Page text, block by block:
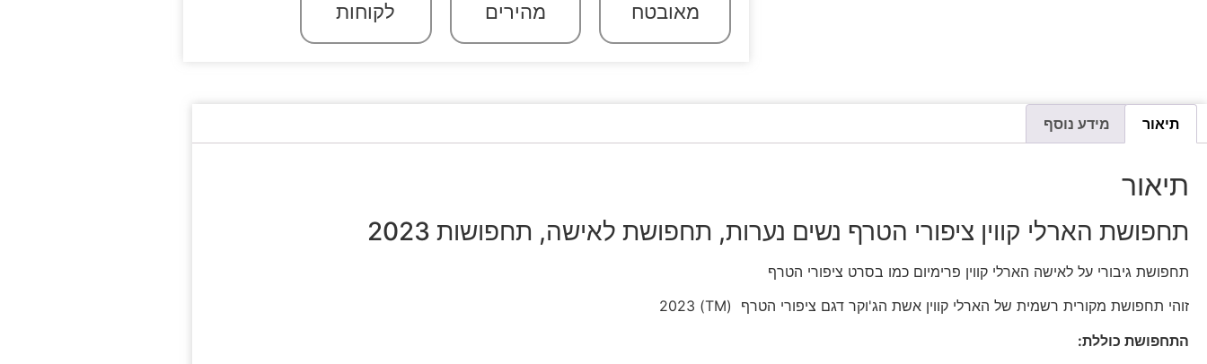
מאובטח
מהירים
לקוחות
תיאור מידע נוסף
תיאור
תחפושת הארלי קווין ציפורי הטרף נשים נערות, תחפושת לאישה, תחפושות 2023
תחפושת גיבורי על לאישה הארלי קווין פרימיום כמו בסרט ציפורי הטרף
זוהי תחפושת מקורית רשמית של הארלי קווין אשת הג'וקר דגם ציפורי הטרף (TM) 2023
התחפושת כוללת: